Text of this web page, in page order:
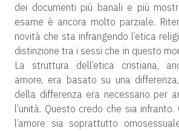
dei documenti più banali e più
esame è ancora molto parziale.
novità che sta infrangendo l’etica
distinzione tra i sessi che in questo
La struttura dell’etica cristiana,
amore, era basato su una
della differenza era necessario per
l’unità. Questo credo che sia
l’amore sia soprattutto